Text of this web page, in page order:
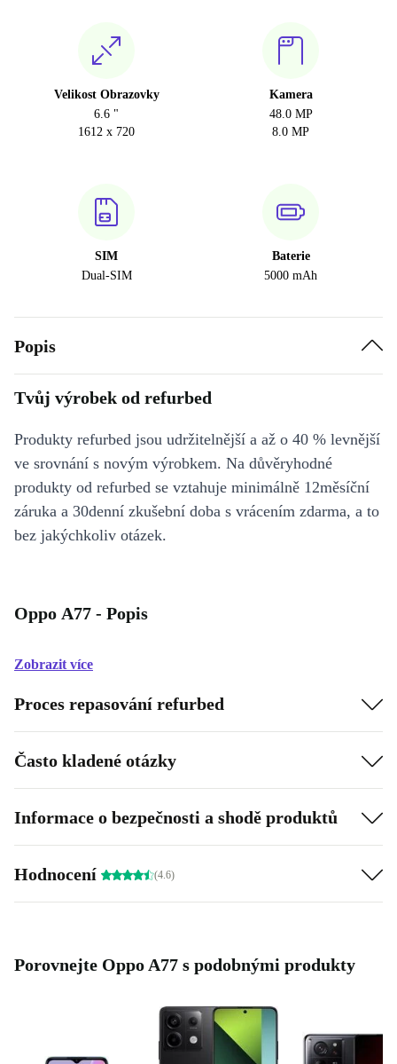
Velikost Obrazovky
6.6 "
1612 x 720
Kamera
48.0 MP
8.0 MP
SIM
Dual-SIM
Baterie
5000 mAh
Popis
Tvůj výrobek od refurbed
Produkty refurbed jsou udržitelnější a až o 40 % levnější
ve srovnání s novým výrobkem. Na důvěryhodné
produkty od refurbed se vztahuje minimálně 12měsíční
záruka a 30denní zkušební doba s vrácením zdarma, a to
bez jakýchkoliv otázek.
Oppo A77 - Popis
Zobrazit více
Proces repasování refurbed
Často kladené otázky
Informace o bezpečnosti a shodě produktů
Hodnocení (4.6)
Porovnejte Oppo A77 s podobnými produkty